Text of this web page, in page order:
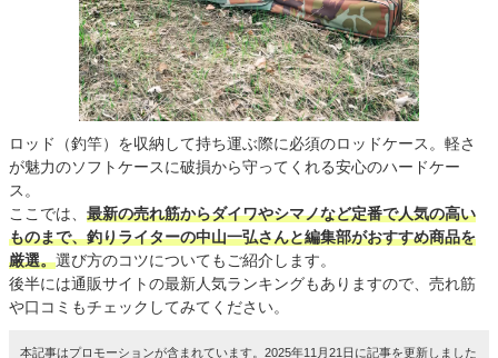
ロッド（釣竿）を収納して持ち運ぶ際に必須のロッドケース。軽さ
が魅力のソフトケースに破損から守ってくれる安心のハードケー
ス。
ここでは、 最新の売れ筋からダイワやシマノなど定番で人気の高い
ものまで、釣りライターの中山一弘さんと編集部がおすすめ商品を
厳選。選び方のコツについてもご紹介します。
後半には通販サイトの最新人気ランキングもありますので、売れ筋
や口コミもチェックしてみてください。
本記事はプロモーションが含まれています。2025年11月21日に記事を更新しました